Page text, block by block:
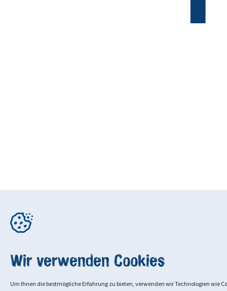
Wir verwenden Cookies
Um Ihnen die bestmögliche Erfahrung zu bieten, verwenden wir Technologien wie